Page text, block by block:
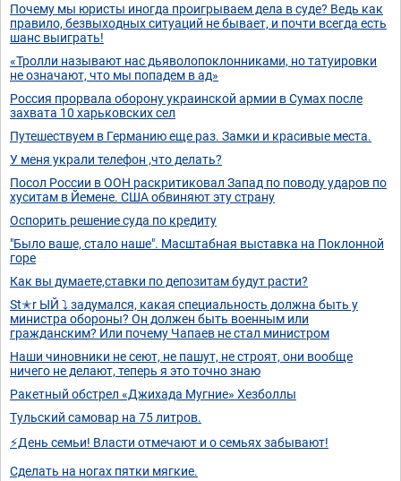
Почему мы юристы иногда проигрываем дела в суде? Ведь как
правило, безвыходных ситуаций не бывает, и почти всегда есть
шанс выиграть!
«Тролли называют нас дьяволопоклонниками, но татуировки
не означают, что мы попадем в ад»
Россия прорвала оборону украинской армии в Сумах после
захвата 10 харьковских сел
Путешествуем в Германию еще раз. Замки и красивые места.
У меня украли телефон ,что делать?
Посол России в ООН раскритиковал Запад по поводу ударов по
хуситам в Йемене. США обвиняют эту страну
Оспорить решение суда по кредиту
"Было ваше, стало наше". Масштабная выставка на Поклонной
горе
Как вы думаете,ставки по депозитам будут расти?
St✭r ЫЙ ⤵️ задумался, какая специальность должна быть у
министра обороны? Он должен быть военным или
гражданским? Или почему Чапаев не стал министром
Наши чиновники не сеют, не пашут, не строят, они вообще
ничего не делают, теперь я это точно знаю
Ракетный обстрел «Джихада Мугние» Хезболлы
Тульский самовар на 75 литров.
⚡День семьи! Власти отмечают и о семьях забывают!
Сделать на ногах пятки мягкие.